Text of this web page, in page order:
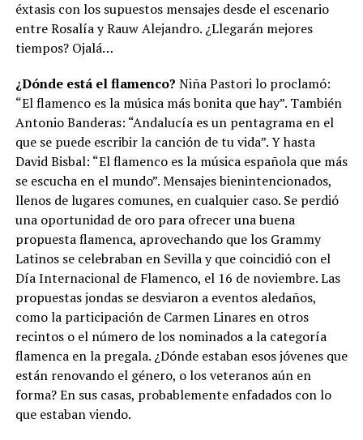
éxtasis con los supuestos mensajes desde el escenario
entre Rosalía y Rauw Alejandro. ¿Llegarán mejores
tiempos? Ojalá…
¿Dónde está el flamenco? Niña Pastori lo proclamó:
“El flamenco es la música más bonita que hay”. También
Antonio Banderas: “Andalucía es un pentagrama en el
que se puede escribir la canción de tu vida”. Y hasta
David Bisbal: “El flamenco es la música española que más
se escucha en el mundo”. Mensajes bienintencionados,
llenos de lugares comunes, en cualquier caso. Se perdió
una oportunidad de oro para ofrecer una buena
propuesta flamenca, aprovechando que los Grammy
Latinos se celebraban en Sevilla y que coincidió con el
Día Internacional de Flamenco, el 16 de noviembre. Las
propuestas jondas se desviaron a eventos aledaños,
como la participación de Carmen Linares en otros
recintos o el número de los nominados a la categoría
flamenca en la pregala. ¿Dónde estaban esos jóvenes que
están renovando el género, o los veteranos aún en
forma? En sus casas, probablemente enfadados con lo
que estaban viendo.